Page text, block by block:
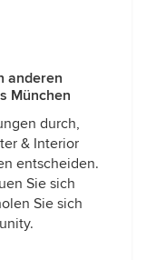
anderen
München
durch,
& Interior
entscheiden.
Sie sich
Sie sich